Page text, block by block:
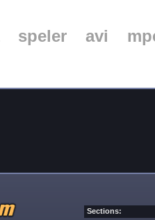
speler avi
Sections: